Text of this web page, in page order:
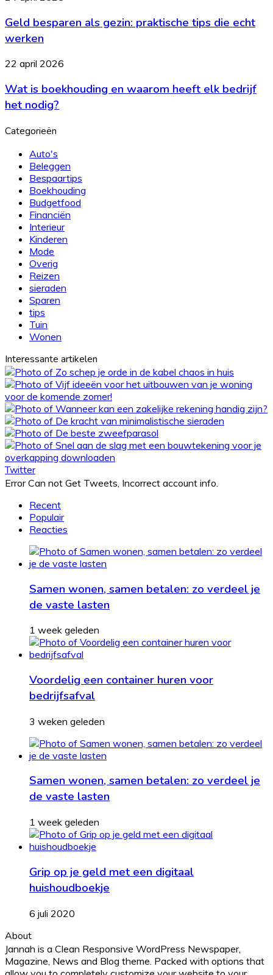
je
weten
als
gezin:
praktische
tips
die
echt
werken
Geld besparen als gezin: praktische tips die echt
werken
Wat
boekhouding
en
waarom
elk
nodig?
22 april 2026
Wat is boekhouding en waarom heeft elk bedrijf
het nodig?
Categorieën
Auto's
Beleggen
Bespaartips
Boekhouding
Budgetfood
Financiën
Interieur
Kinderen
Mode
Overig
Reizen
sieraden
Sparen
tips
Tuin
Wonen
Interessante artikelen
Twitter
Error Can not Get Tweets, Incorrect account info.
Recent
Populair
Reacties
Samen wonen, samen betalen: zo verdeel je
de vaste lasten
1 week geleden
Voordelig een container huren voor
bedrijfsafval
3 weken geleden
Samen wonen, samen betalen: zo verdeel je
de vaste lasten
1 week geleden
Grip op je geld met een digitaal
huishoudboekje
6 juli 2020
About
Jannah is a Clean Responsive WordPress Newspaper,
Magazine, News and Blog theme. Packed with options that